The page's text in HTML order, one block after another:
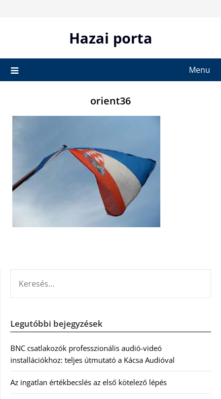
Hazai porta
Menu
orient36
Legutóbbi bejegyzések
BNC csatlakozók professzionális audió-videó
installációkhoz: teljes útmutató a Kácsa Audióval
Az ingatlan értékbecslés az első kötelező lépés